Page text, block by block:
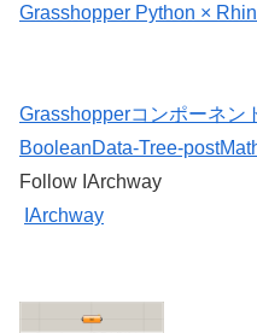
Grasshopper Python ×
Grasshopperコンポーネン
BooleanData-Tree-post
Follow IArchway
IArchway